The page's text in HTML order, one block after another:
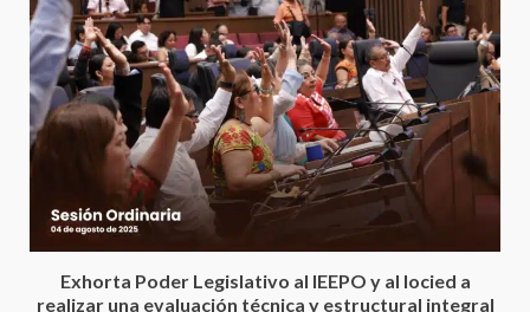
Exhorta Poder Legislativo al IEEPO y al Iocied a
realizar una evaluación técnica y estructural integral
3
Encuentro de Ariadna Montiel
con el Gobernador Salomón Jara
Cruz reafirma la consolidación
de la transformación en
territorio oaxaqueño